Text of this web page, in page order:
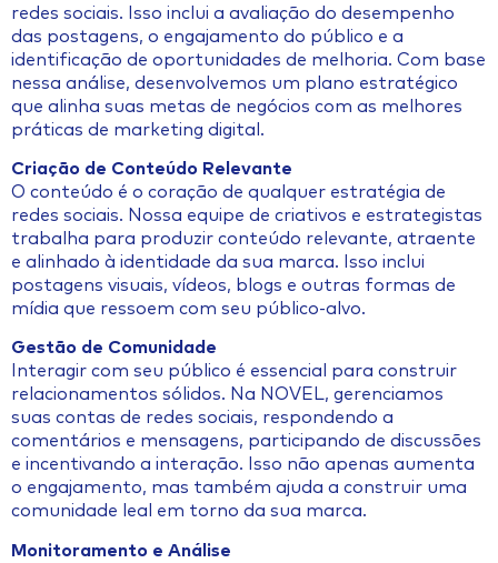
redes sociais. Isso inclui a avaliação do desempenho
das postagens, o engajamento do público e a
identificação de oportunidades de melhoria. Com base
nessa análise, desenvolvemos um plano estratégico
que alinha suas metas de negócios com as melhores
práticas de marketing digital.
Criação de Conteúdo Relevante
O conteúdo é o coração de qualquer estratégia de
redes sociais. Nossa equipe de criativos e estrategistas
trabalha para produzir conteúdo relevante, atraente
e alinhado à identidade da sua marca. Isso inclui
postagens visuais, vídeos, blogs e outras formas de
mídia que ressoem com seu público-alvo.
Gestão de Comunidade
Interagir com seu público é essencial para construir
relacionamentos sólidos. Na NOVEL, gerenciamos
suas contas de redes sociais, respondendo a
comentários e mensagens, participando de discussões
e incentivando a interação. Isso não apenas aumenta
o engajamento, mas também ajuda a construir uma
comunidade leal em torno da sua marca.
Monitoramento e Análise